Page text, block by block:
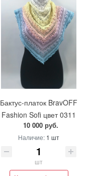
Бактус-платок BravOFF
Fashion Sofi цвет 0311
10 000 руб.
Наличие: 1 шт
шт